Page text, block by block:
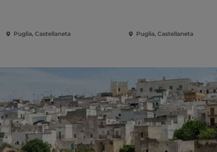
Puglia, Castellaneta Puglia, Castellaneta